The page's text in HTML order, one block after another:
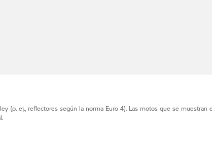
(p. ej., reflectores según la norma Euro 4). Las motos que se muestran